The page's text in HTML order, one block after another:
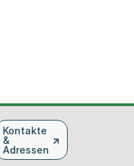
Kontakte
&
Adressen